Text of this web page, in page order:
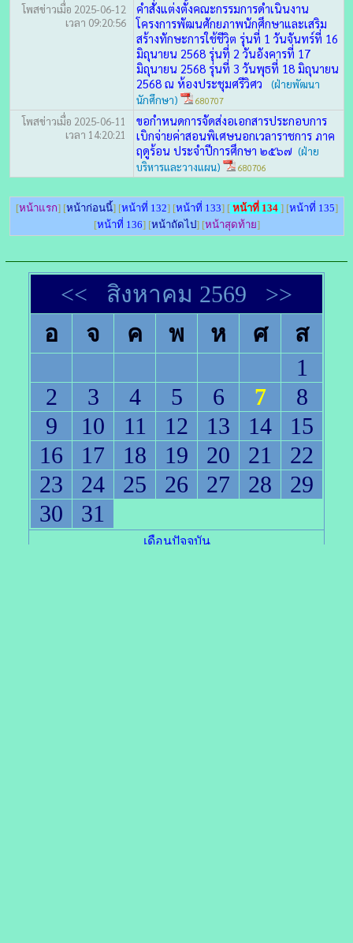
โพสข่าวเมื่อ 2025-06-12
เวลา 09:20:56
คำสั่งแต่งตั้งคณะกรรมการดำเนินงาน
โครงการพัฒนศักยภาพนักศึกษาและเสริม
สร้างทักษะการใช้ชีวิต รุ่นที่ 1 วันจันทร์ที่ 16
มิถุนายน 2568 รุ่นที่ 2 วันอังคารที่ 17
มิถุนายน 2568 รุ่นที่ 3 วันพุธที่ 18 มิถุนายน
2568 ณ ห้องประชุมศรีวิศว
(ฝ่ายพัฒนา
นักศึกษา)
680707
โพสข่าวเมื่อ 2025-06-11
เวลา 14:20:21
ขอกำหนดการจัดส่งอเอกสารประกอบการ
เบิกจ่ายค่าสอนพิเศษนอกเวลาราชการ ภาค
ฤดูร้อน ประจำปีการศึกษา ๒๕๖๗ (ฝ่าย
บริหารและวางแผน)
680706
[หน้าแรก] [หน้าก่อนนี้] [หน้าที่ 132] [หน้าที่ 133] [หน้าที่ 134 ] [หน้าที่ 135]
[หน้าที่ 136] [หน้าถัดไป] [หน้าสุดท้าย]